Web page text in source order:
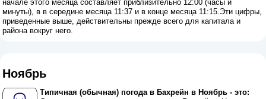
начале этого месяца составляет приблизительно 12:00 (часы и
минуты), в в середине месяца 11:37 и в конце месяца 11:15.Эти цифры,
приведенные выше, действительны прежде всего для капитала и
района вокруг него.
Ноябрь
Типичная (обычная) погода в Бахрейн в Ноябрь - это: